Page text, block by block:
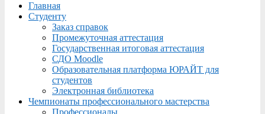
Menu
Главная
Студенту
Заказ справок
Промежуточная аттестация
Государственная итоговая аттестация
СДО Moodle
Образовательная платформа ЮРАЙТ для
студентов
Электронная библиотека
Чемпионаты профессионального мастерства
Профессионалы